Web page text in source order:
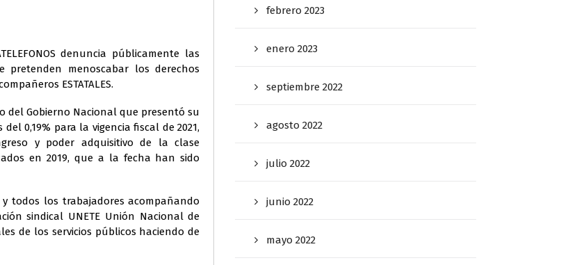
denuncia públicamente las
menoscabar los derechos
ESTATALES.
del Gobierno Nacional que presentó su
0,19% para la vigencia fiscal de 2021,
y poder adquisitivo de la clase
en 2019, que a la fecha han sido
y todos los trabajadores acompañando
sindical UNETE Unión Nacional de
de los servicios públicos haciendo de
febrero 2023
enero 2023
septiembre 2022
agosto 2022
julio 2022
junio 2022
mayo 2022